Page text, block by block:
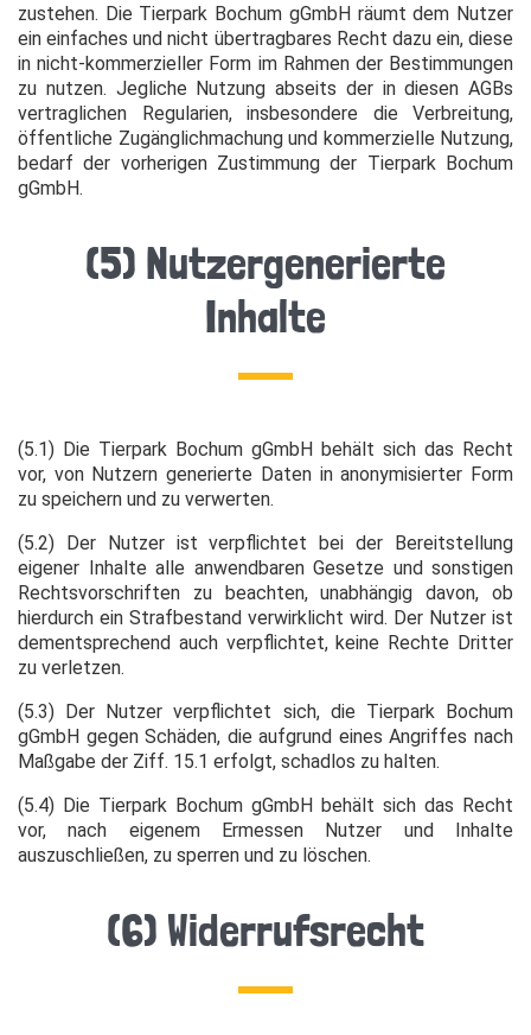
zustehen. Die Tierpark Bochum gGmbH räumt dem Nutzer
ein einfaches und nicht übertragbares Recht dazu ein, diese
in nicht-kommerzieller Form im Rahmen der Bestimmungen
zu nutzen. Jegliche Nutzung abseits der in diesen AGBs
vertraglichen Regularien, insbesondere die Verbreitung,
öffentliche Zugänglichmachung und kommerzielle Nutzung,
bedarf der vorherigen Zustimmung der Tierpark Bochum
gGmbH.
(5) Nutzergenerierte
Inhalte
(5.1) Die Tierpark Bochum gGmbH behält sich das Recht
vor, von Nutzern generierte Daten in anonymisierter Form
zu speichern und zu verwerten.
(5.2) Der Nutzer ist verpflichtet bei der Bereitstellung
eigener Inhalte alle anwendbaren Gesetze und sonstigen
Rechtsvorschriften zu beachten, unabhängig davon, ob
hierdurch ein Strafbestand verwirklicht wird. Der Nutzer ist
dementsprechend auch verpflichtet, keine Rechte Dritter
zu verletzen.
(5.3) Der Nutzer verpflichtet sich, die Tierpark Bochum
gGmbH gegen Schäden, die aufgrund eines Angriffes nach
Maßgabe der Ziff. 15.1 erfolgt, schadlos zu halten.
(5.4) Die Tierpark Bochum gGmbH behält sich das Recht
vor, nach eigenem Ermessen Nutzer und Inhalte
auszuschließen, zu sperren und zu löschen.
(6) Widerrufsrecht